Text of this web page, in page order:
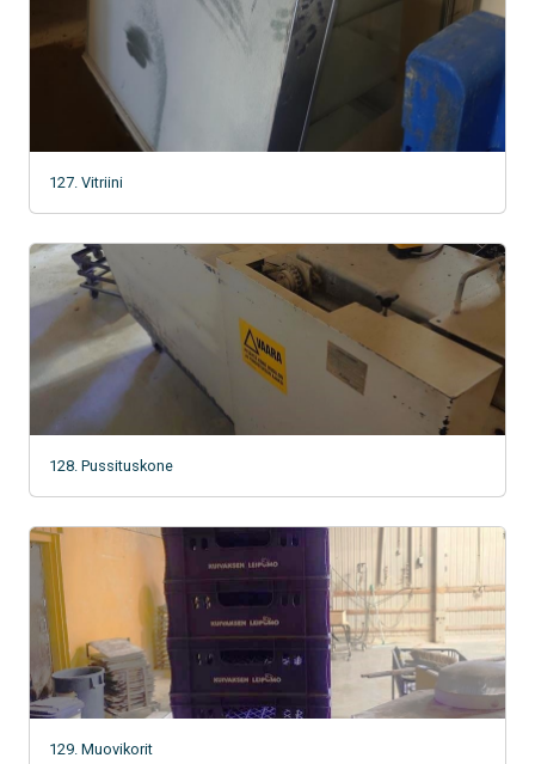
127. Vitriini
128. Pussituskone
129. Muovikorit